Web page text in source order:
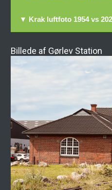
▼ Krak luftfoto 1954 vs
Billede af Gørlev Station